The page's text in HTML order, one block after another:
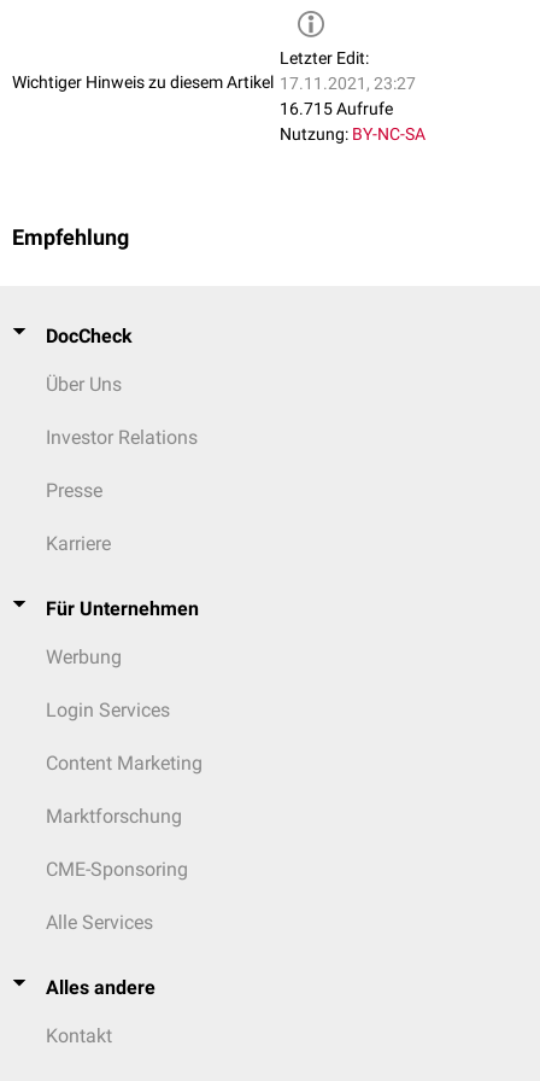
Wichtiger Hinweis zu diesem Artikel
Letzter Edit:
17.11.2021, 23:27
16.715 Aufrufe
Nutzung: BY-NC-SA
Empfehlung
DocCheck
Über Uns
Investor Relations
Presse
Karriere
Für Unternehmen
Werbung
Login Services
Content Marketing
Marktforschung
CME-Sponsoring
Alle Services
Alles andere
Kontakt